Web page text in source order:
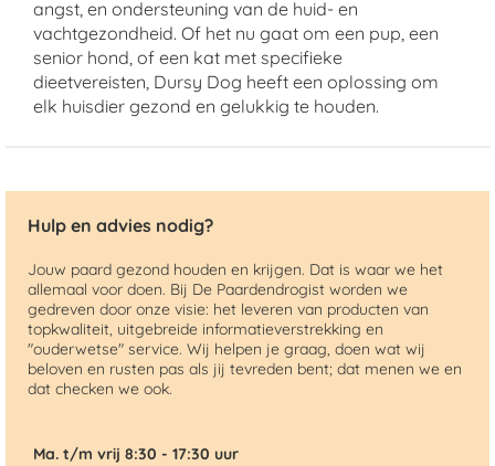
angst, en ondersteuning van de huid- en
vachtgezondheid. Of het nu gaat om een pup, een
senior hond, of een kat met specifieke
dieetvereisten, Dursy Dog heeft een oplossing om
elk huisdier gezond en gelukkig te houden.
Hulp en advies nodig?
Jouw paard gezond houden en krijgen. Dat is waar we het
allemaal voor doen. Bij De Paardendrogist worden we
gedreven door onze visie: het leveren van producten van
topkwaliteit, uitgebreide informatieverstrekking en
"ouderwetse" service. Wij helpen je graag, doen wat wij
beloven en rusten pas als jij tevreden bent; dat menen we en
dat checken we ook.
Ma. t/m vrij 8:30 - 17:30 uur